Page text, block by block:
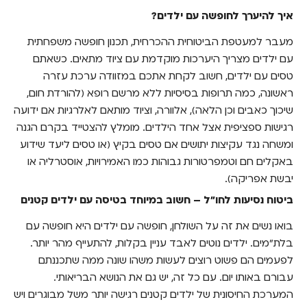
ביטוח נסיעות לחו"ל – חשוב במיוחד בטיסה עם
איזו פוליסת נסיעות לחו"ל מתאימה לטיול עם
ילדים?
באתר בסטי כל אחד מרכיב את הפוליסה הנכונה
לו
איך להיערך לחופשה עם ילדים?
מעבר למעטפת הביטוחית ההכרחית, תכנון חופשה משפחתית
עם ילדים מצריך היערכות מוקדמת עם ציוד מתאים. כשאתם
טסים עם ילדים, חשוב לקחת אתכם במזוודה ערכת עזרה
ראשונה, כמה תרופות בסיסיות ללא מרשם רופא (להורדת חום,
שיכוך כאבים וכן הלאה), אלוורה, וציוד מותאם לאלרגיות אם ידועה
רגישות ספציפית אצל אחד הילדים. מומלץ להצטייד בקרם הגנה
ומשחה נגד עקיצות יתושים אם טסים בקיץ (או טסים ליעד שידוע
באקלים חם וטמפרטורות גבוהות כמו האמירויות, אוסטרליה או
יבשת אפריקה).
ביטוח נסיעות לחו"ל – חשוב במיוחד בטיסה עם ילדים קטנים
בואו נשים את זה על השולחן, חופשה עם ילדים היא חופשה עם
בלת"מים. ילדים נוטים לאבד עניין בקלות, להתעייף מהר יותר.
לפעמים הם פשוט רוצים לעשות משהו שונה ממה שתכננתם
עבורם באותו יום. עם כל זה, יש גם את הנושא הבריאותי.
המערכת החיסונית של ילדים קטנים רגישה יותר משל מבוגרים ויש